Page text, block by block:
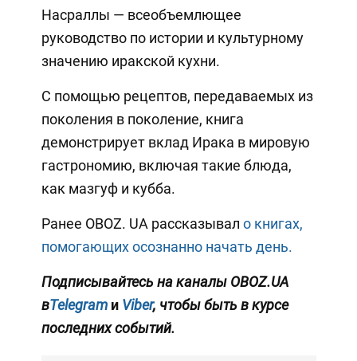
Насраллы — всеобъемлющее
руководство по истории и культурному
значению иракской кухни.
С помощью рецептов, передаваемых из
поколения в поколение, книга
демонстрирует вклад Ирака в мировую
гастрономию, включая такие блюда,
как мазгуф и кубба.
Ранее OBOZ. UA рассказывал о книгах,
помогающих осознанно начать день.
Подписывайтесь на каналы OBOZ.UA
вTelegramи Viber, чтобы быть в курсе
последних событий.